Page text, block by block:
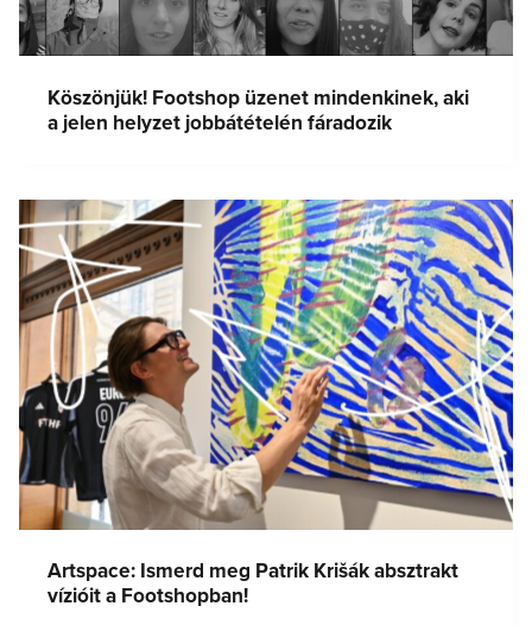
Köszönjük! Footshop üzenet mindenkinek, aki
a jelen helyzet jobbátételén fáradozik
Artspace: Ismerd meg Patrik Krišák absztrakt
vízióit a Footshopban!